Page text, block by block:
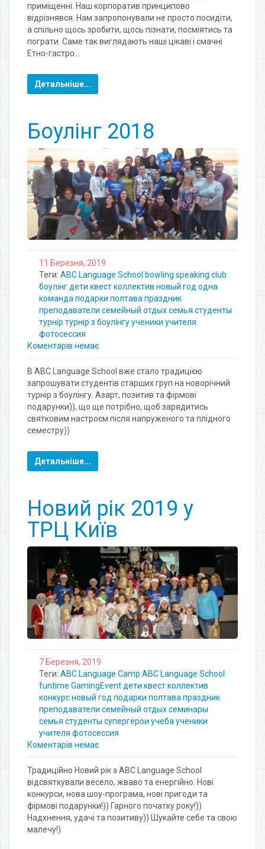
приміщенні. Наш корпоратив принципово
відрізнявся. Нам запропонували не просто посидіти,
а спільно щось зробити, щось пізнати, посміятись та
пограти. Саме так виглядають наші цікаві і смачні
Етно-гастро…
Детальніше...
Боулінг 2018
11 Березня, 2019
Теги: ABC Language School bowling speaking club
боулінгдети квестколлектив новый год одна
командаподарки полтавапраздник
преподаватели семейный отдыхсемья студенты
турнір турнір з боулінгуученики учителя
фотосессия
Коментарів немає
В ABC Language School вже стало традицією
запрошувати студентів старших груп на новорічний
турнір з боулінгу. Азарт, позитив та фірмові
подарунки)), що ще потрібно, щоб зарядитись
святковим настроєм після напруженого та плідного
семестру))
Детальніше...
Новий рік 2019 у
ТРЦ Київ
7 Березня, 2019
Теги: ABC Language Camp ABC Language School
funtime GamingEvent дети квестколлектив
конкурсновый год подарки полтава праздник
преподаватели семейный отдыхсеминары
семья студенты супергерои учеба ученики
учителя фотосессия
Коментарів немає
Традиційно Новий рік з ABC Language School
відсвяткували весело, жваво та енергійно. Нові
конкурси, нова шоу-програма, нові пригоди та
фірмові подарунки!)) Гарного початку року!))
Надхнення, удачі та позитиву)) Шукайте себе та свою
малечу!)